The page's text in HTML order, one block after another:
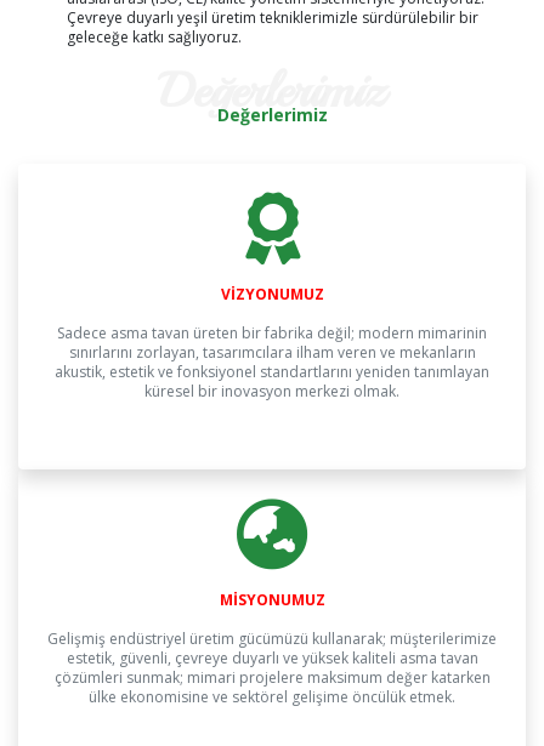
Çevreye duyarlı yeşil üretim tekniklerimizle sürdürülebilir bir
geleceğe katkı sağlıyoruz.
Değerlerimiz
VİZYONUMUZ
Sadece asma tavan üreten bir fabrika değil; modern mimarinin
sınırlarını zorlayan, tasarımcılara ilham veren ve mekanların
akustik, estetik ve fonksiyonel standartlarını yeniden tanımlayan
küresel bir inovasyon merkezi olmak.
MİSYONUMUZ
Gelişmiş endüstriyel üretim gücümüzü kullanarak; müşterilerimize
estetik, güvenli, çevreye duyarlı ve yüksek kaliteli asma tavan
çözümleri sunmak; mimari projelere maksimum değer katarken
ülke ekonomisine ve sektörel gelişime öncülük etmek.